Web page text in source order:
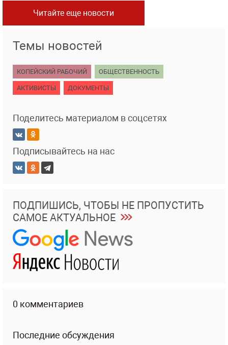
Читайте еще новости
Темы новостей
КОПЕЙСКИЙ РАБОЧИЙ ОБЩЕСТВЕННОСТЬ
АКТИВИСТЫ ДОКУМЕНТЫ
Поделитесь материалом в соцсетях
Подписывайтесь на нас
ПОДПИШИСЬ, ЧТОБЫ НЕ ПРОПУСТИТЬ
САМОЕ АКТУАЛЬНОЕ
0 комментариев
Последние обсуждения